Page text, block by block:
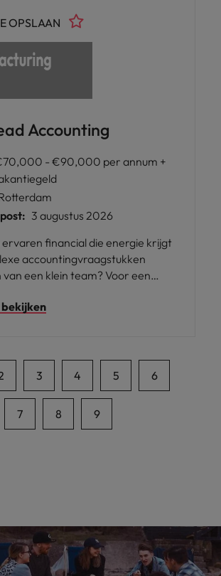
Accounting
OPSLAAN
- €90,000 per annum +
3 augustus 2026
ervaren financial die energie krijgt
accountingvraagstukken
een klein team? Voor een
zoeken wij een Senior
van de Nederlandse entiteit. Je
inhoudelijke diepgang met
van twee collega's.
3 4 5 6
7 8 9